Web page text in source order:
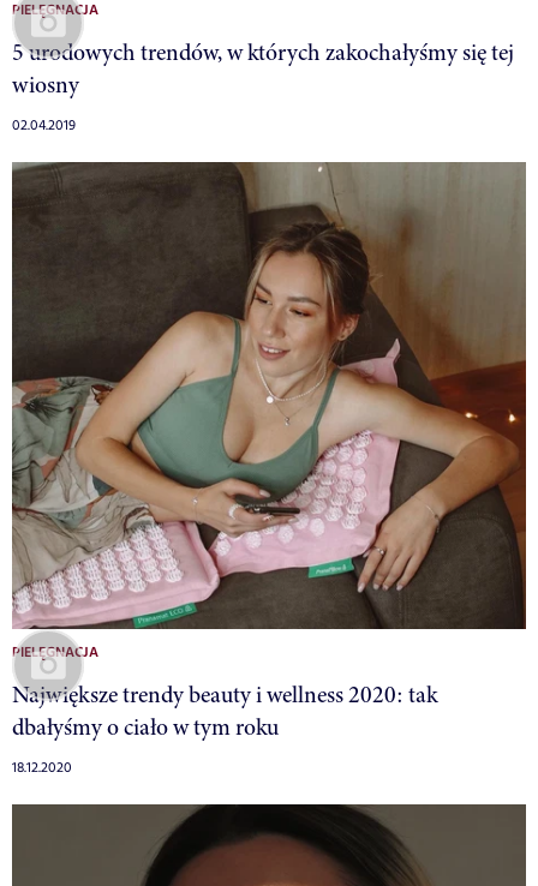
PIELĘGNACJA
5 urodowych trendów, w których zakochałyśmy się tej
wiosny
02.04.2019
PIELĘGNACJA
Największe trendy beauty i wellness 2020: tak
dbałyśmy o ciało w tym roku
18.12.2020